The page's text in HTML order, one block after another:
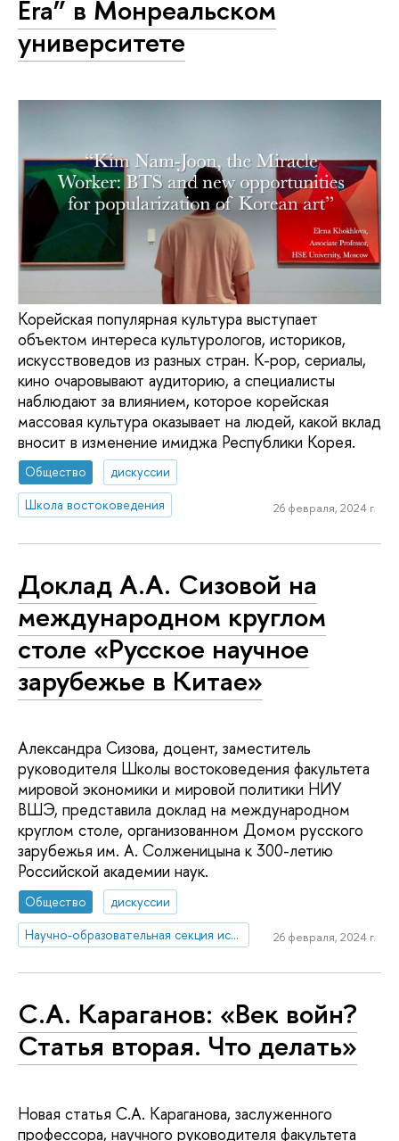
Era” в Монреальском
университете
Корейская популярная культура выступает
объектом интереса культурологов, историков,
искусствоведов из разных стран. К-pop, сериалы,
кино очаровывают аудиторию, а специалисты
наблюдают за влиянием, которое корейская
массовая культура оказывает на людей, какой вклад
вносит в изменение имиджа Республики Корея.
Общество
дискуссии
Школа востоковедения
26 февраля, 2024 г.
Доклад А.А. Сизовой на
международном круглом
столе «Русское научное
зарубежье в Китае»
Александра Сизова, доцент, заместитель
руководителя Школы востоковедения факультета
мировой экономики и мировой политики НИУ
ВШЭ, представила доклад на международном
круглом столе, организованном Домом русского
зарубежья им. А. Солженицына к 300-летию
Российской академии наук.
Общество
дискуссии
Научно-образовательная секция исследований Китая
26 февраля, 2024 г.
С.А. Караганов: «Век войн?
Статья вторая. Что делать»
Новая статья С.А. Караганова, заслуженного
профессора, научного руководителя факультета